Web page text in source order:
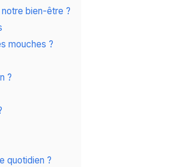
bien-être ?
mouches ?
?
quotidien ?